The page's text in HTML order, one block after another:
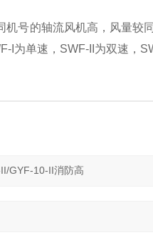
号的轴流风机高，风量较
为单速，SWF-II为双速，